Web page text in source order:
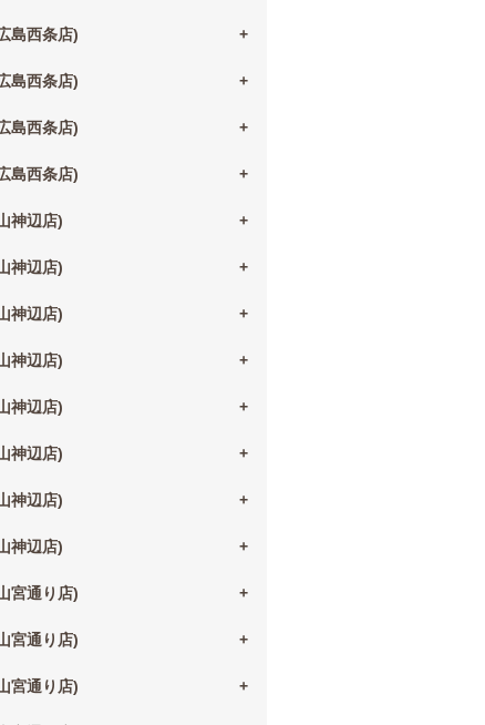
島西条店)
島西条店)
島西条店)
島西条店)
神辺店)
神辺店)
神辺店)
神辺店)
神辺店)
神辺店)
神辺店)
神辺店)
宮通り店)
宮通り店)
宮通り店)